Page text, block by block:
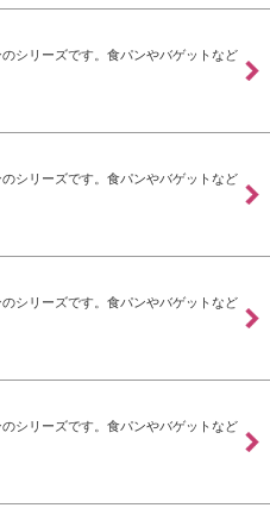
シリーズです。食パンやバゲットなど
シリーズです。食パンやバゲットなど
シリーズです。食パンやバゲットなど
シリーズです。食パンやバゲットなど